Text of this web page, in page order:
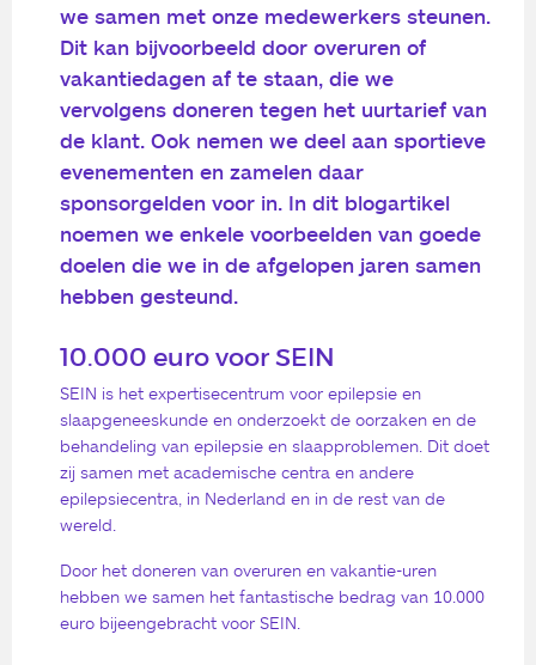
we samen met onze medewerkers steunen.
Dit kan bijvoorbeeld door overuren of
vakantiedagen af te staan, die we
vervolgens doneren tegen het uurtarief van
de klant. Ook nemen we deel aan sportieve
evenementen en zamelen daar
sponsorgelden voor in. In dit blogartikel
noemen we enkele voorbeelden van goede
doelen die we in de afgelopen jaren samen
hebben gesteund.
10.000 euro voor SEIN
SEIN is het expertisecentrum voor epilepsie en
slaapgeneeskunde en onderzoekt de oorzaken en de
behandeling van epilepsie en slaapproblemen. Dit doet
zij samen met academische centra en andere
epilepsiecentra, in Nederland en in de rest van de
wereld.
Door het doneren van overuren en vakantie-uren
hebben we samen het fantastische bedrag van 10.000
euro bijeengebracht voor SEIN.